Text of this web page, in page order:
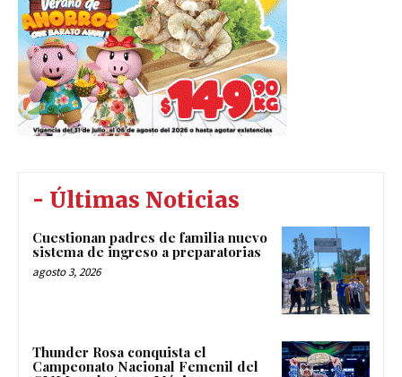
- Últimas Noticias
Cuestionan padres de familia nuevo
sistema de ingreso a preparatorias
agosto 3, 2026
Thunder Rosa conquista el
Campeonato Nacional Femenil del